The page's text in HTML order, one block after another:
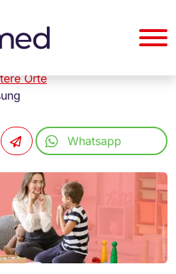
GmbH
Orte
Whatsapp